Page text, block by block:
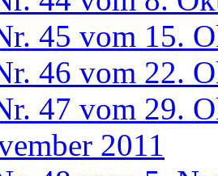
45 vom 15.
46 vom 22.
47 vom 29.
2011